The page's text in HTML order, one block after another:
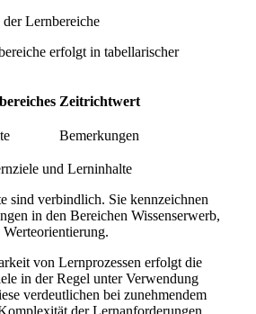
Lernbereiche
erfolgt in tabellarischer
Zeitrichtwert
Bemerkungen
und Lerninhalte
sind verbindlich. Sie kennzeichnen
in den Bereichen Wissenserwerb,
von Lernprozessen erfolgt die
in der Regel unter Verwendung
verdeutlichen bei zunehmendem